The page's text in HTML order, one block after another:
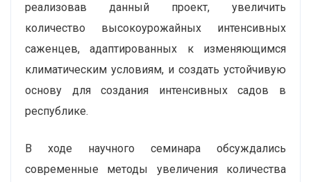
реализовав данный проект, увеличить
количество высокоурожайных интенсивных
саженцев, адаптированных к изменяющимся
климатическим условиям, и создать устойчивую
основу для создания интенсивных садов в
республике.
В ходе научного семинара обсуждались
современные методы увеличения количества